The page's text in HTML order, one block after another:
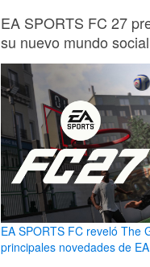
EA SPORTS FC 27
su nuevo mundo
EA SPORTS FC reveló The
principales novedades de